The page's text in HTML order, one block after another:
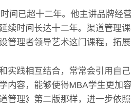
间已超十二年。他主讲品牌经
续时间长达十二年。渠道管理
管理者领导艺术这门课程，拓展
实践相互结合，常常会引用自
内容，能够使得MBA学生更加
管理》第二版那样，进一步依